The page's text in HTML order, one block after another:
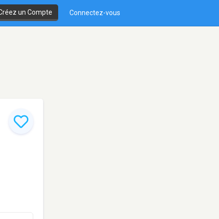
un Compte Connectez-vous